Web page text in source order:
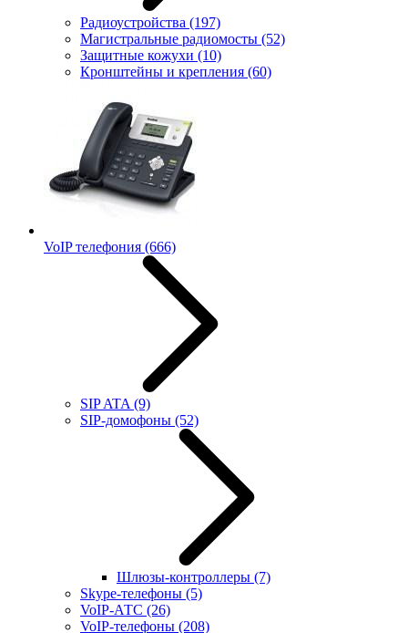
Радиоустройства (197)
Магистральные радиомосты (52)
Защитные кожухи (10)
Кронштейны и крепления (60)
VoIP телефония (666)
SIP ATA (9)
SIP-домофоны (52)
Шлюзы-контроллеры (7)
Skype-телефоны (5)
VoIP-АТС (26)
VoIP-телефоны (208)